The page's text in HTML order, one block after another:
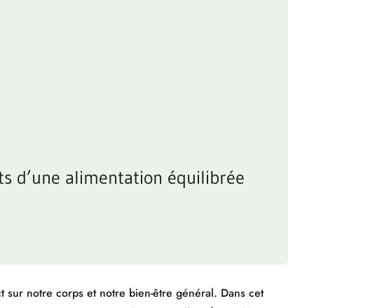
d’une alimentation équilibrée
notre corps et notre bien-être général. Dans cet